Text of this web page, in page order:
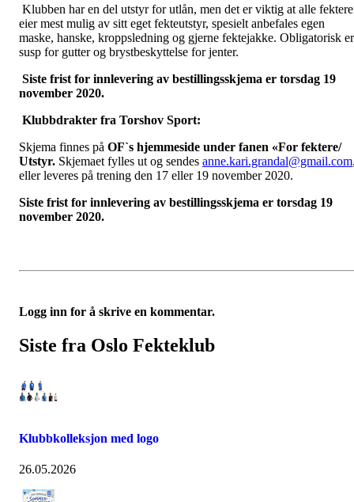
Klubben har en del utstyr for utlån, men det er viktig at alle fektere
eier mest mulig av sitt eget fekteutstyr, spesielt anbefales egen
maske, hanske, kroppsledning og gjerne fektejakke. Obligatorisk er
susp for gutter og brystbeskyttelse for jenter.
Siste frist for innlevering av bestillingsskjema er torsdag 19
november 2020.
Klubbdrakter fra Torshov Sport:
Skjema finnes på OF`s hjemmeside under fanen «For fektere/
Utstyr. Skjemaet fylles ut og sendes anne.kari.grandal@gmail.com
eller leveres på trening den 17 eller 19 november 2020.
Siste frist for innlevering av bestillingsskjema er torsdag 19
november 2020.
Logg inn for å skrive en kommentar.
Siste fra Oslo Fekteklub
Klubbkolleksjon med logo
26.05.2026